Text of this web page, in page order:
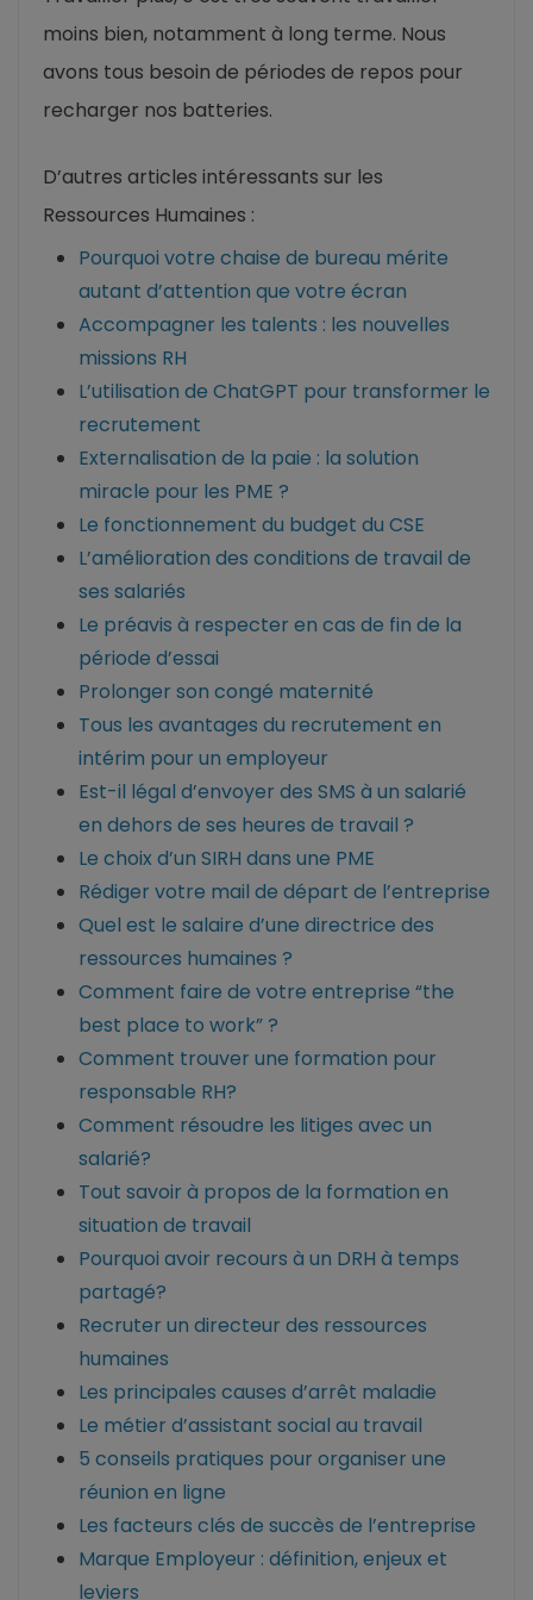
moins bien, notamment à long terme. Nous
avons tous besoin de périodes de repos pour
recharger nos batteries.
D’autres articles intéressants sur les
Ressources Humaines :
Pourquoi votre chaise de bureau mérite
autant d’attention que votre écran
Accompagner les talents : les nouvelles
missions RH
L’utilisation de ChatGPT pour transformer le
recrutement
Externalisation de la paie : la solution
miracle pour les PME ?
Le fonctionnement du budget du CSE
L’amélioration des conditions de travail de
ses salariés
Le préavis à respecter en cas de fin de la
période d’essai
Prolonger son congé maternité
Tous les avantages du recrutement en
intérim pour un employeur
Est-il légal d’envoyer des SMS à un salarié
en dehors de ses heures de travail ?
Le choix d’un SIRH dans une PME
Rédiger votre mail de départ de l’entreprise
Quel est le salaire d’une directrice des
ressources humaines ?
Comment faire de votre entreprise “the
best place to work” ?
Comment trouver une formation pour
responsable RH?
Comment résoudre les litiges avec un
salarié?
Tout savoir à propos de la formation en
situation de travail
Pourquoi avoir recours à un DRH à temps
partagé?
Recruter un directeur des ressources
humaines
Les principales causes d’arrêt maladie
Le métier d’assistant social au travail
5 conseils pratiques pour organiser une
réunion en ligne
Les facteurs clés de succès de l’entreprise
Marque Employeur : définition, enjeux et
leviers